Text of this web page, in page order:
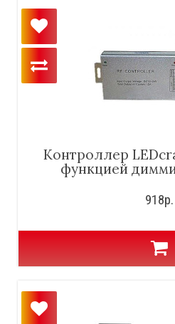
Контроллер
функцией
918р.